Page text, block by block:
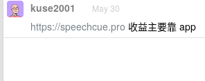
kuse2001 May 30
https://speechcue.pro 收益主要靠 app